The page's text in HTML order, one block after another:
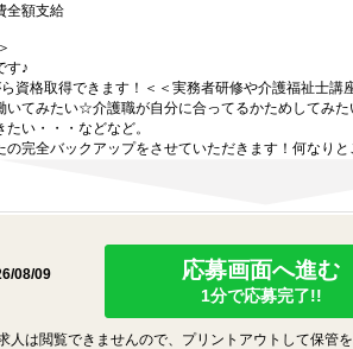
全額支給
す♪
資格取得できます！＜＜実務者研修や介護福祉士
いてみたい☆介護職が自分に合ってるかためしてみ
い・・・などなど。
完全バックアップをさせていただきます！何なりと
08/09
応募画面へ進む
1分で応募完了!!
は閲覧できませんので、プリントアウトして保管を